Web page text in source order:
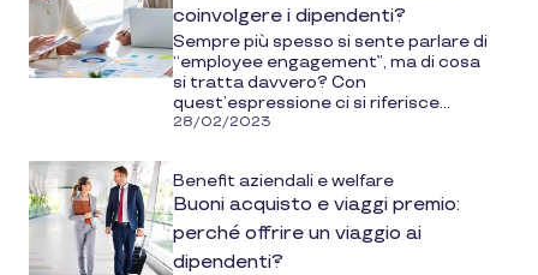
coinvolgere i dipendenti?
Sempre più spesso si sente parlare di
“employee engagement”, ma di cosa
si tratta davvero? Con
quest’espressione ci si riferisce...
28/02/2023
Benefit aziendali e welfare
Buoni acquisto e viaggi premio:
perché offrire un viaggio ai
dipendenti?